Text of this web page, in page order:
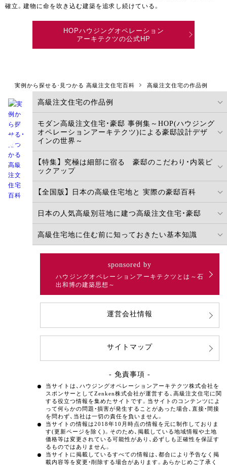
確立。建物に命を吹き込む建築を追求し続けている。
HOPハウジングオペレーション
アーキテクツの公式HP
実例から探せる・見つかる 高級注文住宅百科 高級注文住宅の作品例
実例から探せる・見つかる
高級注文住宅百科
高級注文住宅の作品例
モダン高級注文住宅・豪邸 事例集～HOP(ハウジング
オペレーションアーキテクツ)による豪邸設計デザ
インの世界～
【特集】 究極は細部に宿る 豪邸のこだわり・内装ピ
ックアップ
【全国版】 日本の高級住宅地と 実際の豪邸百科
日本の人気高級別荘地に建つ高級注文住宅・豪邸
高級住宅地に住む前に知っておきたい基本知識
sponsored by
ハウジングオペレーションアーキテクツとは～石
出和博の建築思想～
運営会社情報
サイトマップ
- 免責事項 -
当サイトは、ハウジングオペレーションアーキテクツ株式会社を
スポンサーとしてZenken株式会社が運営する、高級注文住宅に関
する役立つ情報を集めたサイトです。当サイトのコンテンツによ
って何らかの問題・損害が発生することがあった場合、直接・間接
を問わず、当社は一切の責任を負いません。
当サイトの情報は2018年10月時点の情報を元に制作しておりま
す(更新ページを除く)。そのため、掲載している地域情報や土地
価格等は変更されている可能性があり、必ずしも正確性を保証す
るものではありません。
当サイトに掲載しているすべての情報は、都合により予告なく掲
載内容等を変更・削除する場合があります。あらかじめご了承く